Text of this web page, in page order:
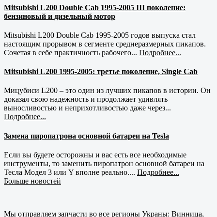
Mitsubishi L200 Double Cab 1995-2005 III поколение:
бензиновый и дизельный мотор
Mitsubishi L200 Double Cab 1995-2005 годов выпуска стал
настоящим прорывом в сегменте среднеразмерных пикапов.
Сочетая в себе практичность рабочего... Подробнее...
Mitsubishi L200 1995-2005: третье поколение, Single Cab
Мицубиси L200 – это один из лучших пикапов в истории. Он
доказал свою надежность и продолжает удивлять
выносливостью и неприхотливостью даже через...
Подробнее...
Замена пиропатрона основной батареи на Tesla
Если вы будете осторожны и вас есть все необходимые
инструменты, то заменить пиропатрон основной батареи на
Тесла Модел 3 или Y вполне реально.... Подробнее...
Больше новостей
Мы отправляем запчасти во все регионы Украны: Винница,